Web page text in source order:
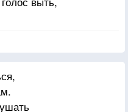
забытым.
Душу,
в богача,
трупы
«сплеча».